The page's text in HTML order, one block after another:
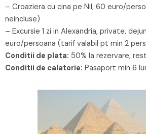
– Croaziera cu cina pe Nil, 60 euro/
neincluse)
– Excursie 1 zi in Alexandria, private,
euro/persoana (tarif valabil pt min 2
Conditii de plata: 50% la rezervare,
Conditii de calatorie: Pasaport min 6